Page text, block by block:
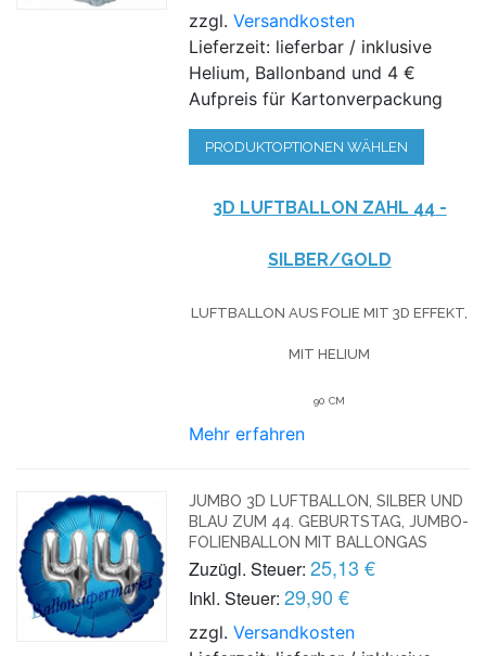
zzgl.Versandkosten
Lieferzeit: lieferbar / inklusive
Helium, Ballonband und 4 €
Aufpreis für Kartonverpackung
PRODUKTOPTIONEN WÄHLEN
3D LUFTBALLON ZAHL 44 -
SILBER/GOLD
LUFTBALLON AUS FOLIE MIT 3D EFFEKT,
MIT HELIUM
90 CM
Mehr erfahren
JUMBO 3D LUFTBALLON, SILBER UND
BLAU ZUM 44. GEBURTSTAG, JUMBO-
FOLIENBALLON MIT BALLONGAS
Zuzügl. Steuer: 25,13 €
Inkl. Steuer: 29,90 €
zzgl.Versandkosten